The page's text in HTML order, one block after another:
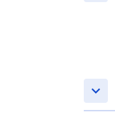
keyboard_arrow_down